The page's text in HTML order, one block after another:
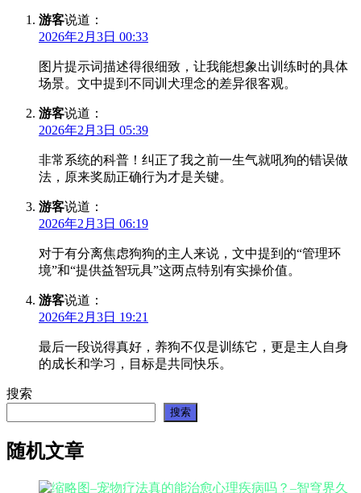
游客说道：
2026年2月3日 00:33
图片提示词描述得很细致，让我能想象出训练时的具体
场景。文中提到不同训犬理念的差异很客观。
游客说道：
2026年2月3日 05:39
非常系统的科普！纠正了我之前一生气就吼狗的错误做
法，原来奖励正确行为才是关键。
游客说道：
2026年2月3日 06:19
对于有分离焦虑狗狗的主人来说，文中提到的“管理环
境”和“提供益智玩具”这两点特别有实操价值。
游客说道：
2026年2月3日 19:21
最后一段说得真好，养狗不仅是训练它，更是主人自身
的成长和学习，目标是共同快乐。
搜索
搜索
随机文章